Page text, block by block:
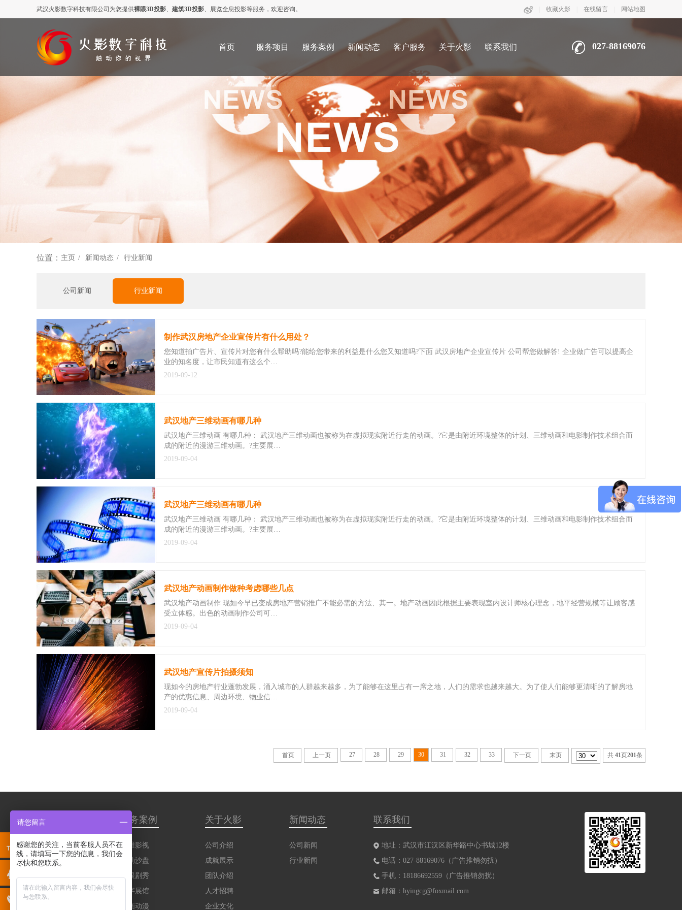
武汉火影数字科技有限公司为您提供裸眼3D投影、 建筑3D投影、展览全息投影等服务，欢迎咨询。 收藏火影 在线留言 网站地图
027-88169076
首页 服务项目 服务案例 新闻动态 客户服务 关于火影 联系我们
位置： 主页 新闻动态 行业新闻
公司新闻 行业新闻
制作武汉房地产企业宣传片有什么用处？
您知道拍广告片、宣传片对您有什么帮助吗?能给您带来的利益是什么您又知道吗?下面 武汉房地产企业宣传片 公司帮您做解答! 企业做广告可以提高企
业的知名度，让市民知道有这么个…
2019-09-12
武汉地产三维动画有哪几种
武汉地产三维动画 有哪几种： 武汉地产三维动画也被称为在虚拟现实附近行走的动画。?它是由附近环境整体的计划、三维动画和电影制作技术组合而
成的附近的漫游三维动画。?主要展…
2019-09-04
武汉地产三维动画有哪几种
武汉地产三维动画 有哪几种： 武汉地产三维动画也被称为在虚拟现实附近行走的动画。?它是由附近环境整体的计划、三维动画和电影制作技术组合而
成的附近的漫游三维动画。?主要展…
2019-09-04
武汉地产动画制作做种考虑哪些几点
武汉地产动画制作 现如今早已变成房地产营销推广不能必需的方法、其一。地产动画因此根据主要表现室内设计师核心理念，地平经营规模等让顾客感
受立体感。出色的动画制作公司可…
2019-09-04
武汉地产宣传片拍摄须知
现如今的房地产行业蓬勃发展，涌入城市的人群越来越多，为了能够在这里占有一席之地，人们的需求也越来越大。为了使人们能够更清晰的了解房地
产的优惠信息、周边环境、物业信…
2019-09-04
首页 上一页 27 28 29 30 31 32 33 下一页 末页 共 41页201条
服务项目
三维影视
互动沙盘
裸眼剧秀
数字展馆
服务案例
三维影视
互动沙盘
裸眼剧秀
数字展馆
动画动漫
关于火影
公司介绍
成就展示
团队介绍
人才招聘
企业文化
新闻动态
公司新闻
行业新闻
联系我们
地址：武汉市江汉区新华路中心书城12楼
电话：027-88169076（广告推销勿扰）
手机：18186692559（广告推销勿扰）
邮箱：hyingcg@foxmail.com
请您留言
感谢您的关注，当前客服人员不在
线，请填写一下您的信息，我们会
尽快和您联系。